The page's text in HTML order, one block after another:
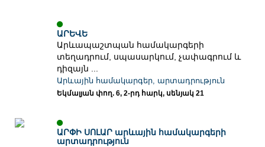
ԱՐԵՎԵ
Արևապաշտպան համակարգերի
տեղադրում, սպասարկում, չափագրում և
դիզայն ...
Արևային համակարգեր, արտադրություն
Եկմալյան փող. 6, 2-րդ հարկ, սենյակ 21
ԱՐՓԻ ՍՈԼԱՐ արևային համակարգերի
արտադրություն